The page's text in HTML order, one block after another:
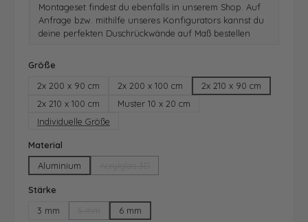
Montageset findest du ebenfalls in unserem Shop. Auf
Anfrage bzw. mithilfe unseres Konfigurators kannst du
deine perfekten Duschrückwände auf Maß bestellen
Größe
2x 200 x 90 cm
2x 200 x 100 cm
2x 210 x 90 cm
2x 210 x 100 cm
Muster 10 x 20 cm
Individuelle Größe
Material
Aluminium
Stärke
3 mm
(Diese Option ist zurzeit nicht verfügbar.)
6 mm